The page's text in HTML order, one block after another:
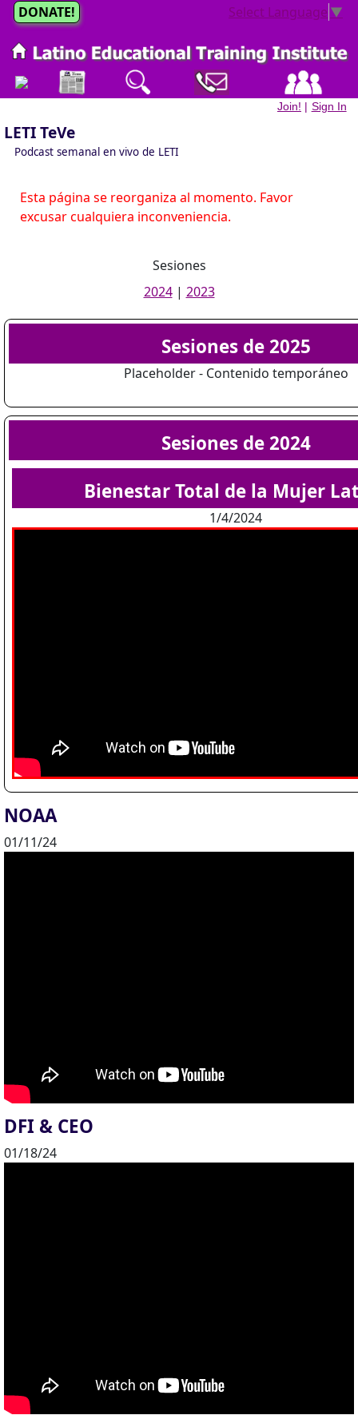
Select Language ▼
DONATE!
Join! | Sign In
LETI TeVe
Podcast semanal en vivo de LETI
Esta página se reorganiza al momento. Favor
excusar cualquiera inconveniencia.
Sesiones
2024| 2023
Sesiones de 2025
Placeholder - Contenido temporáneo
Sesiones de 2024
Bienestar Total de la Mujer
1/4/2024
NOAA
01/11/24
DFI & CEO
01/18/24